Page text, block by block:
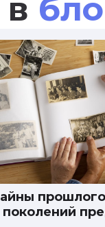
поколений